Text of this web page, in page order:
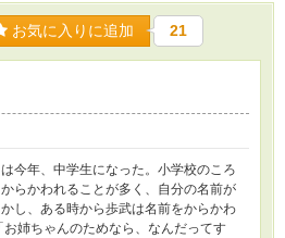
お気に入りに追加 21
今年、中学生になった。小学校のころ
らかわれることが多く、自分の名前が
し、ある時から歩武は名前をからかわ
姉ちゃんのためなら、なんだってす